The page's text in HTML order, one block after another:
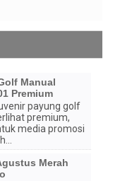
Manual
Premium
payung golf
premium,
media promosi
Merah